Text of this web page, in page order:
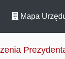
Mapa